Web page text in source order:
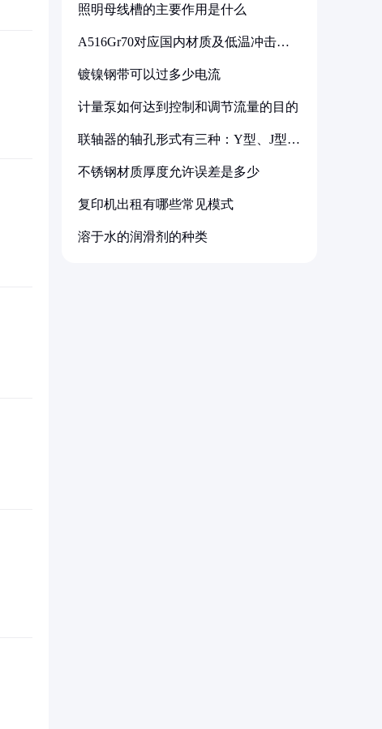
照明母线槽的主要作用是什么
A516Gr70对应国内材质及低温冲击要
镀镍钢带可以过多少电流
计量泵如何达到控制和调节流量的目的
联轴器的轴孔形式有三种：Y型、J型、
不锈钢材质厚度允许误差是多少
复印机出租有哪些常见模式
溶于水的润滑剂的种类